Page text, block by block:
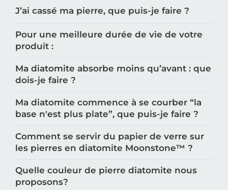
J’ai cassé ma pierre, que puis-je faire ?
Pour une meilleure durée de vie de votre
produit :
Ma diatomite absorbe moins qu’avant : que
dois-je faire ?
Ma diatomite commence à se courber “la
base n'est plus plate”, que puis-je faire ?
Comment se servir du papier de verre sur
les pierres en diatomite Moonstone™️ ?
Quelle couleur de pierre diatomite nous
proposons?